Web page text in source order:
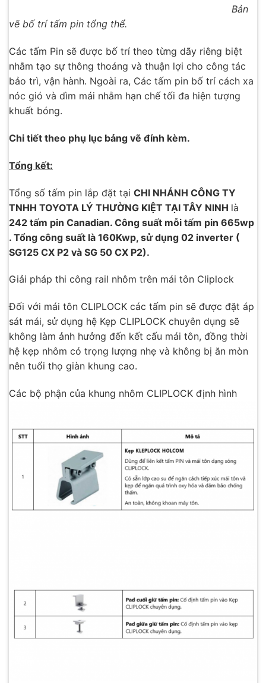
Bản
vẽ bố trí tấm pin tổng thể.
Các tấm Pin sẽ được bố trí theo từng dãy riêng biệt
nhằm tạo sự thông thoáng và thuận lợi cho công tác
bảo trì, vận hành. Ngoài ra, Các tấm pin bố trí cách xa
nóc gió và dìm mái nhằm hạn chế tối đa hiện tượng
khuất bóng.
Chi tiết theo phụ lục bảng vẽ đính kèm.
Tổng kết:
Tổng số tấm pin lắp đặt tại CHI NHÁNH CÔNG TY
TNHH TOYOTA LÝ THƯỜNG KIỆT TẠI TÂY NINH là
242 tấm pin Canadian. Công suất mỗi tấm pin 665wp
. Tổng công suất là 160Kwp, sử dụng 02 inverter (
SG125 CX P2 và SG 50 CX P2).
Giải pháp thi công rail nhôm trên mái tôn Cliplock
Đối với mái tôn CLIPLOCK các tấm pin sẽ được đặt áp
sát mái, sử dụng hệ Kẹp CLIPLOCK chuyên dụng sẽ
không làm ảnh hưởng đến kết cấu mái tôn, đồng thời
hệ kẹp nhôm có trọng lượng nhẹ và không bị ăn mòn
nên tuổi thọ giàn khung cao.
Các bộ phận của khung nhôm CLIPLOCK định hình